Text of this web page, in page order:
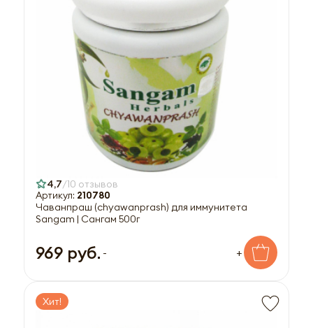
4,7 10 отзывов
Артикул: 210780
Чаванпраш (chyawanprash) для иммунитета
Sangam | Сангам 500г
969 руб. - +
Хит!